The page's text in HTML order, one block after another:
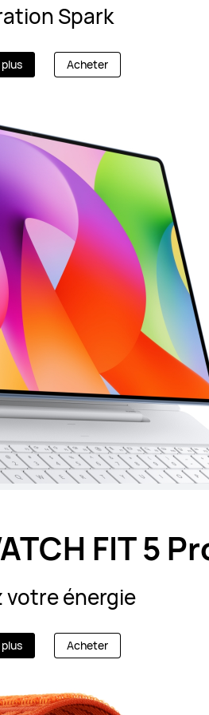
Spark
Acheter
FIT 5
votre énergie
Acheter